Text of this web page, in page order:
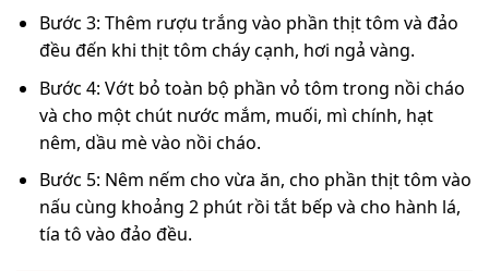
Bước 3: Thêm rượu trắng vào phần thịt tôm và đảo
đều đến khi thịt tôm cháy cạnh, hơi ngả vàng.
Bước 4: Vớt bỏ toàn bộ phần vỏ tôm trong nồi cháo
và cho một chút nước mắm, muối, mì chính, hạt
nêm, dầu mè vào nồi cháo.
Bước 5: Nêm nếm cho vừa ăn, cho phần thịt tôm vào
nấu cùng khoảng 2 phút rồi tắt bếp và cho hành lá,
tía tô vào đảo đều.